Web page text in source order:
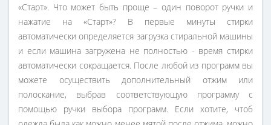
«Старт». Что может быть проще – один поворот ручки и
нажатие на «Старт»? В первые минуты стирки
автоматически определяется загрузка стиральной машины
и если машина загружена не полностью - время стирки
автоматически сокращается. После любой из программ вы
можете осуществить дополнительный отжим или
полоскание, выбрав соответствующую программу с
помощью ручки выбора программ. Если хотите, чтоб